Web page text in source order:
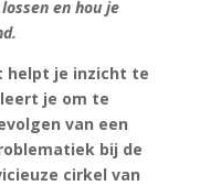
en hou je
helpt je inzicht te
je om te
van een
bij de
cirkel van